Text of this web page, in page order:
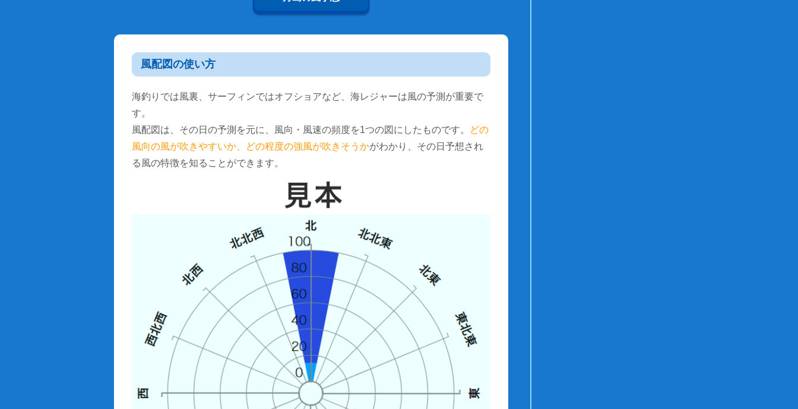
風配図の使い方
海釣りでは風裏、サーフィンではオフショアなど、海レジャーは風の予測が重要で
す。
風配図は、その日の予測を元に、風向・風速の頻度を1つの図にしたものです。
どの
風向の風が吹きやすいか、どの程度の強風が吹きそうかがわかり、その日予想され
る風の特徴を知ることができます。